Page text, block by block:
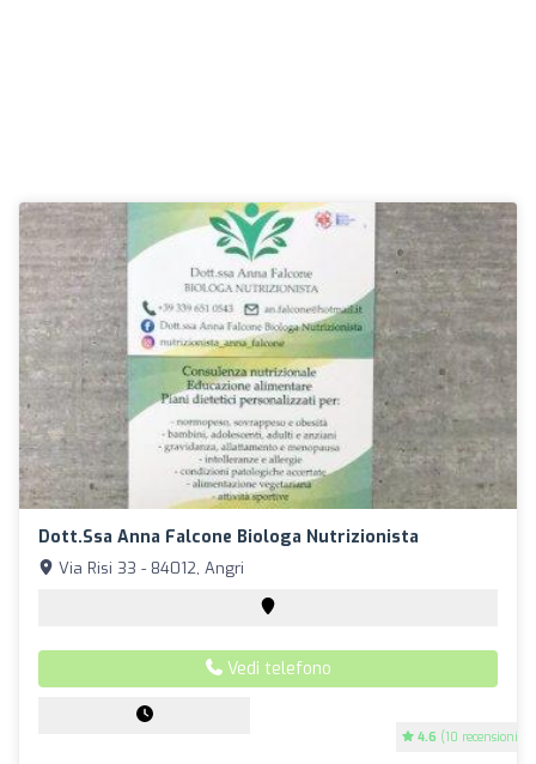
Dott.ssa Anna Falcone Biologa Nutrizionista
4.6 (10 recensioni)
Via Risi 33 - 84012, Angri
Vedi telefono